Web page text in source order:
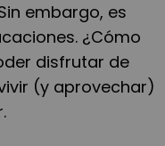
embargo, es
¿Cómo
disfrutar de
(y aprovechar)